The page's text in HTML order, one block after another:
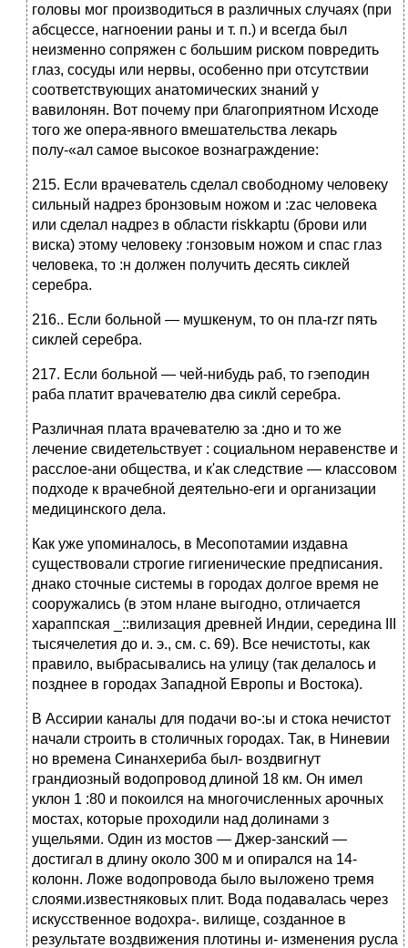
головы мог производиться в различных случаях (при
абсцессе, нагноении раны и т. п.) и всегда был
неизменно сопряжен с большим риском повредить
глаз, сосуды или нервы, особенно при отсутствии
соответствующих анатомических знаний у
вавилонян. Вот почему при благоприятном Исходе
того же опера-явного вмешательства лекарь
полу-«ал самое высокое вознаграждение:
215. Если врачеватель сделал свободному человеку
сильный надрез бронзовым ножом и :zac человека
или сделал надрез в области riskkaptu (брови или
виска) этому человеку :гонзовым ножом и спас глаз
человека, то :н должен получить десять сиклей
серебра.
216.. Если больной — мушкенум, то он пла-rzr пять
сиклей серебра.
217. Если больной — чей-нибудь раб, то гэеподин
раба платит врачевателю два сиклй серебра.
Различная плата врачевателю за :дно и то же
лечение свидетельствует : социальном неравенстве и
расслое-ани общества, и к'ак следствие — классовом
подходе к врачебной деятельно-еги и организации
медицинского дела.
Как уже упоминалось, в Месопотамии издавна
существовали строгие гигиенические предписания.
днако сточные системы в городах долгое время не
сооружались (в этом нлане выгодно, отличается
хараппская _::вилизация древней Индии, середина III
тысячелетия до и. э., см. с. 69). Все нечистоты, как
правило, выбрасывались на улицу (так делалось и
позднее в городах Западной Европы и Востока).
В Ассирии каналы для подачи во-:ы и стока нечистот
начали строить в столичных городах. Так, в Ниневии
но времена Синанхериба был- воздвигнут
грандиозный водопровод длиной 18 км. Он имел
уклон 1 :80 и покоился на многочисленных арочных
мостах, которые проходили над долинами з
ущельями. Один из мостов — Джер-занский —
достигал в длину около 300 м и опирался на 14-
колонн. Ложе водопровода было выложено тремя
слоями.известняковых плит. Вода подавалась через
искусственное водохра-. вилище, созданное в
результате воздвижения плотины и- изменения русла